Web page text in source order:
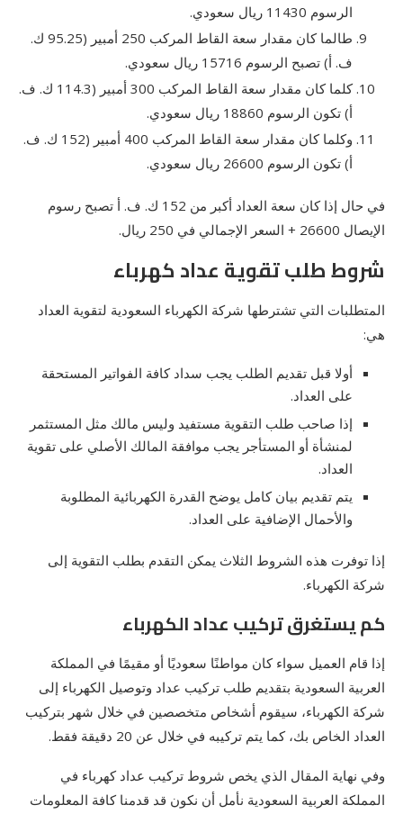
الرسوم 11430 ريال سعودي.
طالما كان مقدار سعة القاط المركب 250 أمبير (95.25 ك.
ف. أ) تصبح الرسوم 15716 ريال سعودي.
كلما كان مقدار سعة القاط المركب 300 أمبير (114.3 ك. ف.
أ) تكون الرسوم 18860 ريال سعودي.
وكلما كان مقدار سعة القاط المركب 400 أمبير (152 ك. ف.
أ) تكون الرسوم 26600 ريال سعودي.
في حال إذا كان سعة العداد أكبر من 152 ك. ف. أ تصبح رسوم
الإيصال 26600 + السعر الإجمالي في 250 ريال.
شروط طلب تقوية عداد كهرباء
المتطلبات التي تشترطها شركة الكهرباء السعودية لتقوية العداد
هي:
أولا قبل تقديم الطلب يجب سداد كافة الفواتير المستحقة
على العداد.
إذا صاحب طلب التقوية مستفيد وليس مالك مثل المستثمر
لمنشأة أو المستأجر يجب موافقة المالك الأصلي على تقوية
العداد.
يتم تقديم بيان كامل يوضح القدرة الكهربائية المطلوبة
والأحمال الإضافية على العداد.
إذا توفرت هذه الشروط الثلاث يمكن التقدم بطلب التقوية إلى
شركة الكهرباء.
كم يستغرق تركيب عداد الكهرباء
إذا قام العميل سواء كان مواطنًا سعوديًا أو مقيمًا في المملكة
العربية السعودية بتقديم طلب تركيب عداد وتوصيل الكهرباء إلى
شركة الكهرباء، سيقوم أشخاص متخصصين في خلال شهر بتركيب
العداد الخاص بك، كما يتم تركيبه في خلال عن 20 دقيقة فقط.
وفي نهاية المقال الذي يخص شروط تركيب عداد كهرباء في
المملكة العربية السعودية نأمل أن نكون قد قدمنا كافة المعلومات